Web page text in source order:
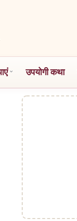
उपयोगी कथा